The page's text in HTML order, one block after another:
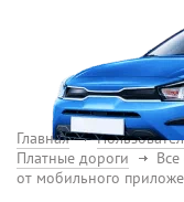
Главная
Платные дороги
от мобильного